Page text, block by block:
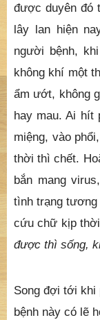
được duyên đó
lây lan hiện
người bệnh,
không khí một
ẩm ướt, không
hay mau. Ai hít
miệng, vào
thời thì chết.
bắn mang
tình trạng
cứu chữ kịp
được thì sống,
Song đợi tới
bệnh này có lẽ